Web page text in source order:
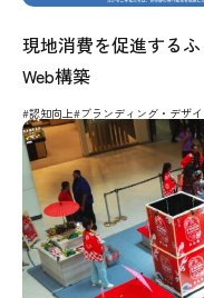
現地消費を促進する
Web構築
#認知向上#ブランディング・デザ